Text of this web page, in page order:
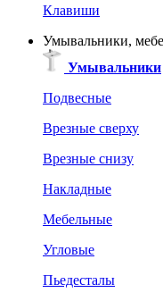
Клавиши
Умывальники,
Умывальники
Подвесные
Врезные сверху
Врезные снизу
Накладные
Мебельные
Угловые
Пьедесталы